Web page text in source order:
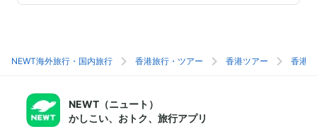
NEWT海外旅行・国内旅行 香港旅行・ツアー 香港ツアー 香港
NEWT（ニュート）
かしこい、おトク、旅行アプリ